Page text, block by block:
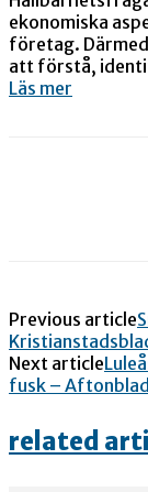
ekonomiska
företag.
att förstå,
Läs mer
Previous article
Next article
fusk –
related